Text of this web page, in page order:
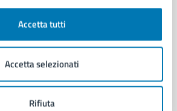
Accetta tutti
Accetta selezionati
Rifiuta